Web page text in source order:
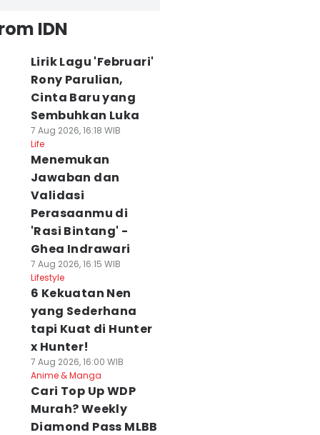
IDN
Lirik Lagu 'Februari'
Rony Parulian,
Cinta Baru yang
Sembuhkan Luka
7 Aug 2026, 16:18 WIB
Life
Menemukan
Jawaban dan
Validasi
Perasaanmu di
'Rasi Bintang' -
Ghea Indrawari
7 Aug 2026, 16:15 WIB
Lifestyle
6 Kekuatan Nen
yang Sederhana
tapi Kuat di Hunter
x Hunter!
7 Aug 2026, 16:00 WIB
Anime & Manga
Cari Top Up WDP
Murah? Weekly
Diamond Pass MLBB